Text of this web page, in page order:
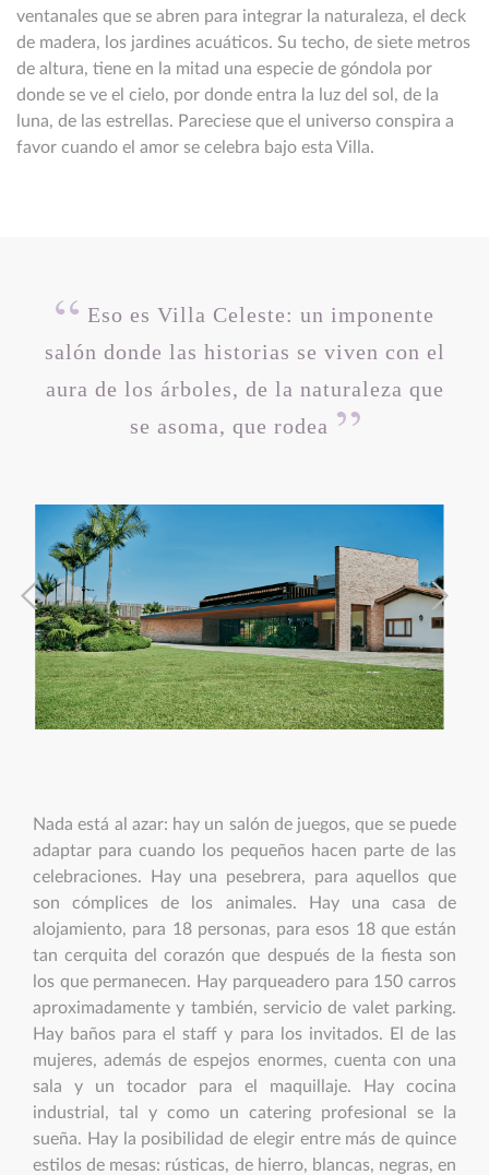
ventanales que se abren para integrar la naturaleza, el deck
de madera, los jardines acuáticos. Su techo, de siete metros
de altura, tiene en la mitad una especie de góndola por
donde se ve el cielo, por donde entra la luz del sol, de la
luna, de las estrellas. Pareciese que el universo conspira a
favor cuando el amor se celebra bajo esta Villa.
Eso es Villa Celeste: un imponente
salón donde las historias se viven con el
aura de los árboles, de la naturaleza que
se asoma, que rodea
Nada está al azar: hay un salón de juegos, que se puede
adaptar para cuando los pequeños hacen parte de las
celebraciones. Hay una pesebrera, para aquellos que
son cómplices de los animales. Hay una casa de
alojamiento, para 18 personas, para esos 18 que están
tan cerquita del corazón que después de la fiesta son
los que permanecen. Hay parqueadero para 150 carros
aproximadamente y también, servicio de valet parking.
Hay baños para el staff y para los invitados. El de las
mujeres, además de espejos enormes, cuenta con una
sala y un tocador para el maquillaje. Hay cocina
industrial, tal y como un catering profesional se la
sueña. Hay la posibilidad de elegir entre más de quince
estilos de mesas: rústicas, de hierro, blancas, negras, en